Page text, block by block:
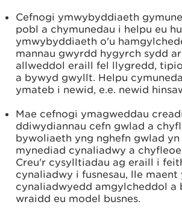
Cefnogi ymwybyddiaeth
pobl a chymunedau i helpu eu
ymwybyddiaeth o'u
mannau gwyrdd hygyrch sydd
allweddol eraill fel llygredd,
a bywyd gwyllt. Helpu
ymateb i newid, e.e. newid
Mae cefnogi ymagweddau
ddiwydiannau cefn gwlad a
bywoliaeth yng nghefn gwlad
mynediad cynaliadwy a
Creu'r cysylltiadau ag eraill i
cynaliadwy i fusnesau, lle
cynaliadwyedd amgylcheddol a
wraidd eu model busnes.